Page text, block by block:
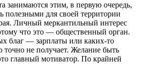
занимаются этим, в первую очередь,
полезными для своей территории
Личный меркантильный интерес
что это — общественный орган.
благ — зарплаты или каких-то
не получает. Желание быть
главный мотиватор. По крайней